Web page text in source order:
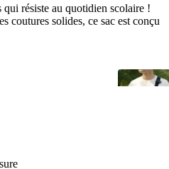
résiste au quotidien scolaire !
coutures solides, ce sac est conçu